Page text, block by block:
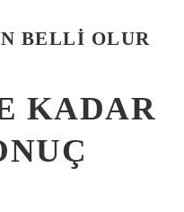
BELLI OLUR
KADAR